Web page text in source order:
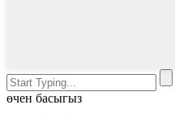
өчен басыгыз